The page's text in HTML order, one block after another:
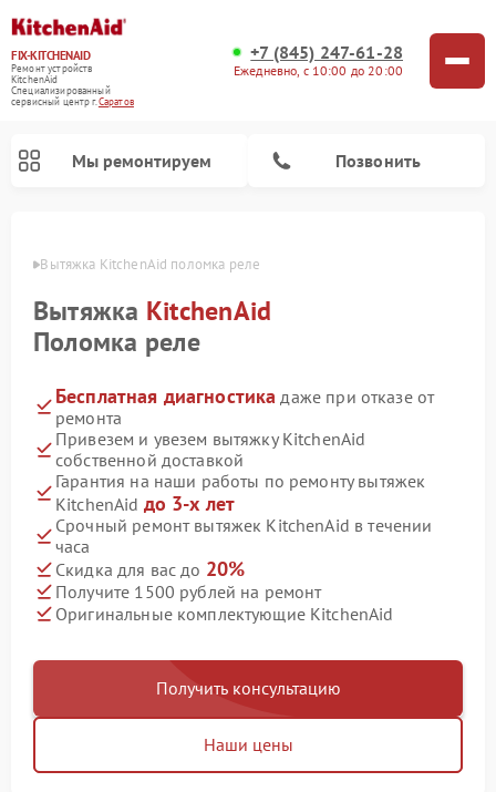
FIX-KITCHENAID
Ремонт устройств
KitchenAid
Специализированный
cервисный центр г.Саратов
+7 (845) 247-61-28
Ежедневно, с 10:00 до 20:00
Мы ремонтируем Позвонить
Вытяжка KitchenAid поломка реле
Вытяжка KitchenAid
Поломка реле
Бесплатная диагностика даже при отказе от
ремонта
Привезем и увезем вытяжку KitchenAid
собственной доставкой
Гарантия на наши работы по ремонту вытяжек
KitchenAid до 3-х лет
Срочный ремонт вытяжек KitchenAid в течении
часа
Скидка для вас до 20%
Получите 1500 рублей на ремонт
Оригинальные комплектующие KitchenAid
Получить консультацию
Наши цены